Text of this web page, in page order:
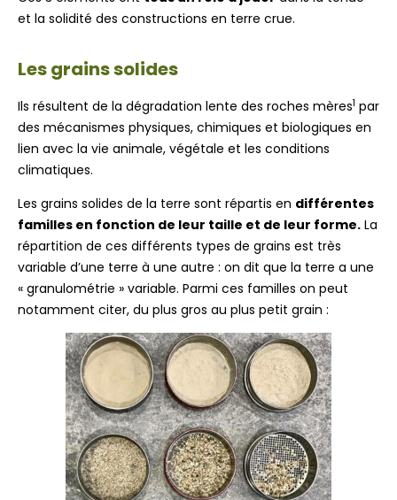
et la solidité des constructions en terre crue.
Les grains solides
Ils résultent de la dégradation lente des roches mères1 par
des mécanismes physiques, chimiques et biologiques en
lien avec la vie animale, végétale et les conditions
climatiques.
Les grains solides de la terre sont répartis en différentes
familles en fonction de leur taille et de leur forme. La
répartition de ces différents types de grains est très
variable d’une terre à une autre : on dit que la terre a une
« granulométrie » variable. Parmi ces familles on peut
notamment citer, du plus gros au plus petit grain :